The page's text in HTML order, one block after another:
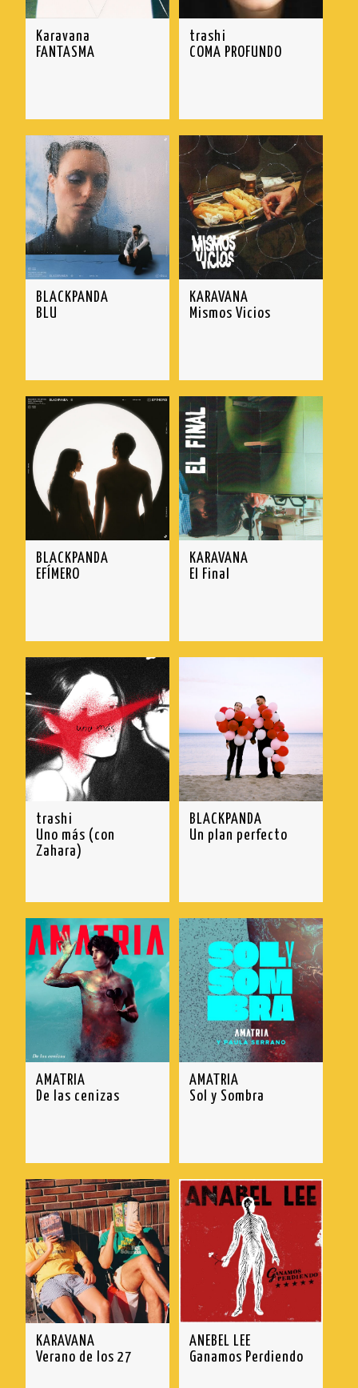
Karavana
FANTASMA
trashi
COMA PROFUNDO
BLACKPANDA
BLU
KARAVANA
Mismos Vicios
BLACKPANDA
EFÍMERO
KARAVANA
El Final
trashi
Uno más (con
Zahara)
BLACKPANDA
Un plan perfecto
AMATRIA
De las cenizas
AMATRIA
Sol y Sombra
KARAVANA
Verano de los 27
ANEBEL LEE
Ganamos Perdiendo